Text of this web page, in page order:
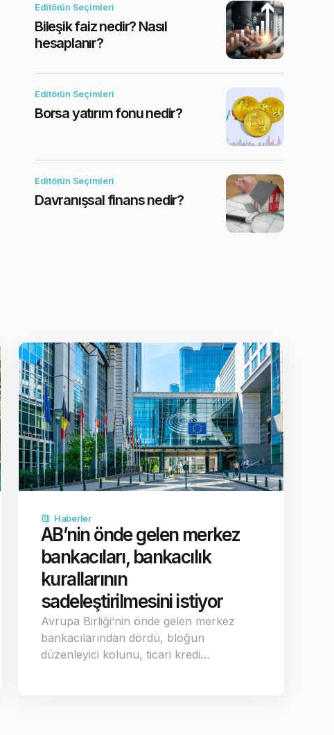
Editörün Seçimleri
Bileşik faiz nedir? Nasıl
hesaplanır?
Editörün Seçimleri
Borsa yatırım fonu nedir?
Editörün Seçimleri
Davranışsal finans nedir?
Haberler
AB’nin önde gelen merkez
bankacıları, bankacılık
kurallarının
sadeleştirilmesini istiyor
Avrupa Birliği‘nin önde gelen merkez
bankacılarından dördü, bloğun
düzenleyici kolunu, ticari kredi…